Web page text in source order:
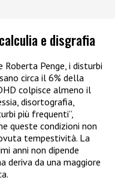
e disgrafia
Penge, i disturbi
circa il 6% della
colpisce almeno il
disortografia,
più frequenti”,
queste condizioni non
tempestività. La
anni non dipende
deriva da una maggiore